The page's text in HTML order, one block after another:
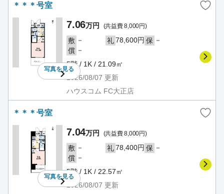
＊＊＊号室
写真を見る
7.06万円 (共益費 8,000円)
敷 － 礼78,600円 保 －
償 －
5階 / 1K / 21.09㎡
2026/08/07 更新
ハウスコム FC大正店
＊＊＊号室
写真を見る
7.04万円 (共益費 8,000円)
敷 － 礼78,400円 保 －
償 －
5階 / 1K / 22.57㎡
2026/08/07 更新